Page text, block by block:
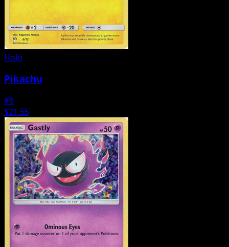
Holo
Pikachu
#6
$21.55